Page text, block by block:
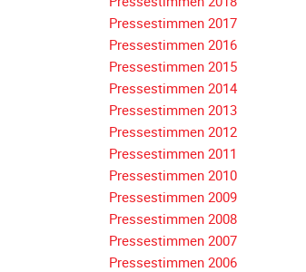
Navigation
überspringen
Pressestimmen 2017
Pressestimmen 2016
Pressestimmen 2015
Pressestimmen 2014
Pressestimmen 2013
Pressestimmen 2012
Pressestimmen 2011
Pressestimmen 2010
Pressestimmen 2009
Pressestimmen 2008
Pressestimmen 2007
Pressestimmen 2006